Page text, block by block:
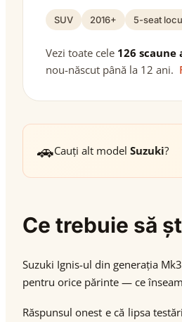
SUV 2016+ 5-seat
Vezi toate cele 126
nou-născut până la 12 ani.
🚗Cauți alt model Suzuki?
Ce trebuie să
Suzuki Ignis-ul din generația
pentru orice părinte — ce
Răspunsul onest e că lipsa